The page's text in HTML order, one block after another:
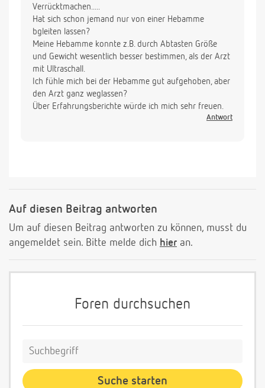
Verrücktmachen.....
Hat sich schon jemand nur von einer Hebamme
bgleiten lassen?
Meine Hebamme konnte z.B. durch Abtasten Größe
und Gewicht wesentlich besser bestimmen, als der Arzt
mit Ultraschall.
Ich fühle mich bei der Hebamme gut aufgehoben, aber
den Arzt ganz weglassen?
Über Erfahrungsberichte würde ich mich sehr freuen.
Antwort
Auf diesen Beitrag antworten
Um auf diesen Beitrag antworten zu können, musst du
angemeldet sein. Bitte melde dich hier an.
Foren durchsuchen